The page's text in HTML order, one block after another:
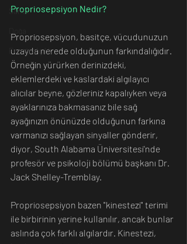
Sanat
Fotoğrafçılık
Propriosepsiyon Nedir?
Propriosepsiyon, basitçe, vücudunuzun
uzayda nerede olduğunun farkındalığıdır.
Örneğin yürürken derinizdeki,
eklemlerdeki ve kaslardaki algılayıcı
alıcılar beyne, gözleriniz kapalıyken veya
ayaklarınıza bakmasanız bile sağ
ayağınızın önünüzde olduğunun farkına
varmanızı sağlayan sinyaller gönderir,
diyor, South Alabama Üniversitesi'nde
profesör ve psikoloji bölümü başkanı Dr.
Jack Shelley-Tremblay.
Propriosepsiyon bazen "kinestezi" terimi
ile birbirinin yerine kullanılır, ancak bunlar
aslında çok farklı algılardır. Kinestezi,